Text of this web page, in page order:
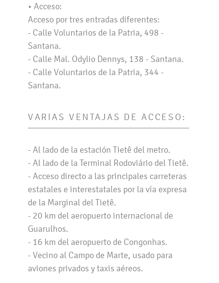
• Acceso:
Acceso por tres entradas diferentes:
- Calle Voluntarios de la Patria, 498 -
Santana.
- Calle Mal. Odylio Dennys, 138 - Santana.
- Calle Voluntarios de la Patria, 344 -
Santana.
VARIAS VENTAJAS DE ACCESO:
- Al lado de la estación Tietê del metro.
- Al lado de la Terminal Rodoviário del Tietê.
- Acceso directo a las principales carreteras
estatales e interestatales por la vía expresa
de la Marginal del Tietê.
- 20 km del aeropuerto internacional de
Guarulhos.
- 16 km del aeropuerto de Congonhas.
- Vecino al Campo de Marte, usado para
aviones privados y taxis aéreos.